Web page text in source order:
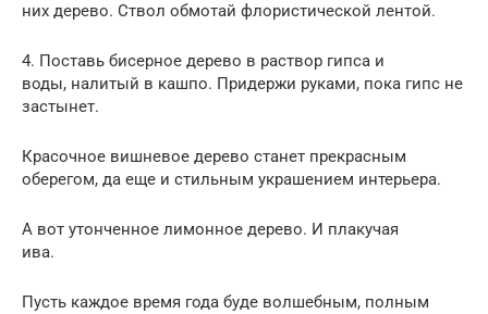
них дерево. Ствол обмотай флористической лентой.
4. Поставь бисерное дерево в раствор гипса и
воды, налитый в кашпо. Придержи руками, пока гипс не
застынет.
Красочное вишневое дерево станет прекрасным
оберегом, да еще и стильным украшением интерьера.
А вот утонченное лимонное дерево. И плакучая
ива.
Пусть каждое время года буде волшебным, полным